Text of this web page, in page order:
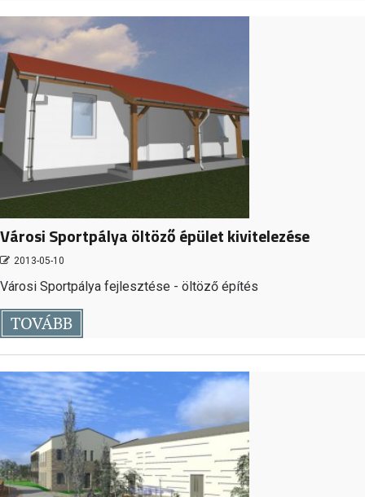
Városi Sportpálya öltöző épület kivitelezése
2013-05-10
Városi Sportpálya fejlesztése - öltöző építés
TOVÁBB